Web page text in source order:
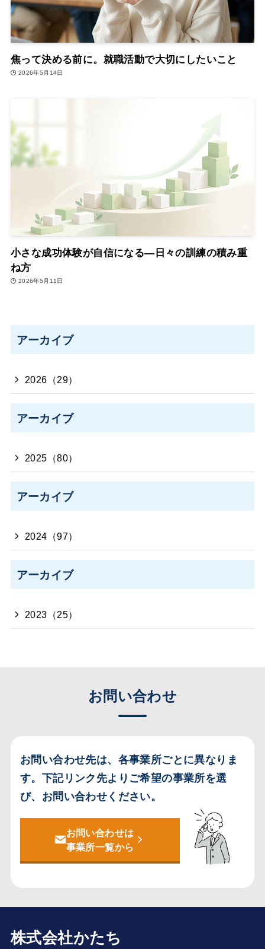
焦って決める前に。就職活動で大切にしたいこと
2026年5月14日
小さな成功体験が自信になる―日々の訓練の積み重
ね方
2026年5月11日
アーカイブ
2026（29）
アーカイブ
2025（80）
アーカイブ
2024（97）
アーカイブ
2023（25）
お問い合わせ
お問い合わせ先は、各事業所ごとに異なりま
す。 下記リンク先よりご希望の事業所を選
び、お問い合わせください。
お問い合わせは
事業所一覧から
株式会社かたち